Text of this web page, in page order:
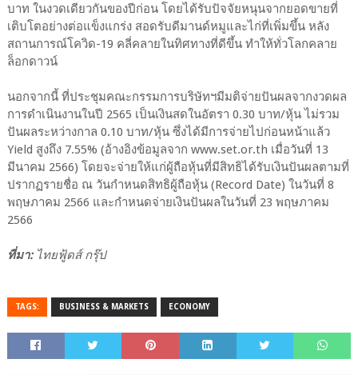
บาท ในงวดเดียวกันของปีก่อน โดยได้รับปัจจัยหนุนจากยอดขายที่
เติบโตอย่างต่อแข็งแกร่ง สอดรับดีมานด์หมูและไก่ที่เพิ่มขึ้น หลัง
สถานการณ์โควิด-19 คลี่คลายในทิศทางที่ดีขึ้น ทำให้ทั่วโลกคลาย
ล็อกดาวน์
นอกจากนี้ ที่ประชุมคณะกรรมการบริษัทฯมีมติจ่ายปันผลจากงวดผล
การดำเนินงานในปี 2565 เป็นเงินสดในอัตรา 0.30 บาท/หุ้น ไม่รวม
ปันผลระหว่างกาล 0.10 บาท/หุ้น ซึ่งได้มีการจ่ายไปก่อนหน้าแล้ว
Yield สูงถึง 7.55% (อ้างอิงข้อมูลจาก www.set.or.th เมื่อวันที่ 13
มีนาคม 2566) โดยจะจ่ายให้แก่ผู้ถือหุ้นที่มีสิทธิได้รับเงินปันผลตามที่
ปรากฏรายชื่อ ณ วันกำหนดสิทธิผู้ถือหุ้น (Record Date) ในวันที่ 8
พฤษภาคม 2566 และกำหนดจ่ายเงินปันผลในวันที่ 23 พฤษภาคม
2566
ที่มา:ไทยฟู้ดส์ กรุ๊ป
TAGS: BUSINESS & MARKETS ECONOMY